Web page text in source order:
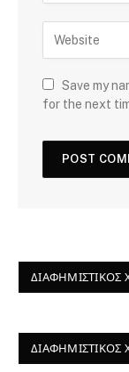
Save my
for the next
ΔΙΑΦΗΜΙΣΤΙΚΌΣ
ΔΙΑΦΗΜΙΣΤΙΚΌΣ